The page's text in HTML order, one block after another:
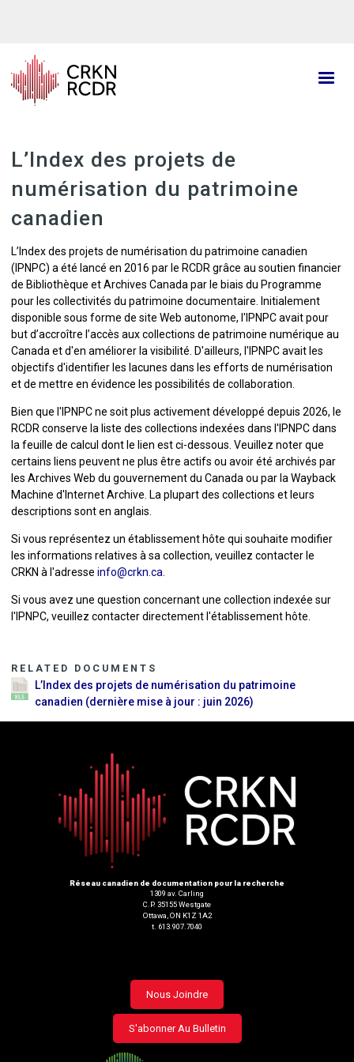
principal
L’Index des projets de
numérisation du patrimoine
canadien
L’Index des projets de numérisation du patrimoine canadien
(IPNPC) a été lancé en 2016 par le RCDR grâce au soutien financier
de Bibliothèque et Archives Canada par le biais du Programme
pour les collectivités du patrimoine documentaire. Initialement
disponible sous forme de site Web autonome, l'IPNPC avaitpour
but d’accroître l’accès aux collections de patrimoine numérique au
Canada et d'en améliorer la visibilité. D'ailleurs, l'IPNPC avait les
objectifs d'identifier les lacunes dans les efforts de numérisation
et de mettre en évidence les possibilités de collaboration.
Bien que l'IPNPC ne soit plus activement développé depuis 2026, le
RCDR conserve la liste des collections indexées dans l'IPNPC dans
la feuille de calcul dont le lien est ci-dessous. Veuillez noter que
certains liens peuvent ne plus être actifs ou avoir été archivés par
les Archives Web du gouvernement du Canada ou par la Wayback
Machine d'Internet Archive. La plupart des collections et leurs
descriptions sont en anglais.
Si vous représentez un établissement hôte qui souhaite modifier
les informations relatives à sa collection, veuillez contacter le
CRKN à l'adresse info@crkn.ca
Si vous avez une question concernant une collection indexée sur
l'IPNPC, veuillez contacter directement l'établissement hôte.
RELATED DOCUMENTS
L’Index des projets de numérisation du patrimoine
canadien (dernière mise à jour : juin 2026)
Réseau canadien de documentation pour la recherche
1309 av. Carling
C.P. 35155 Westgate
Ottawa, ON K1Z 1A2
t. 613.907.7040
Footer
menu
Nous Joindre
S'abonner Au Bulletin